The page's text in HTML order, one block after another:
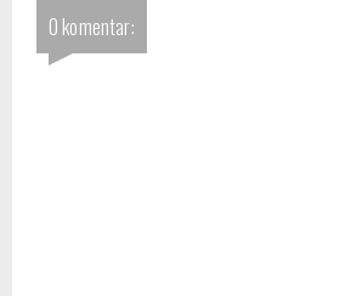
0 komentar: